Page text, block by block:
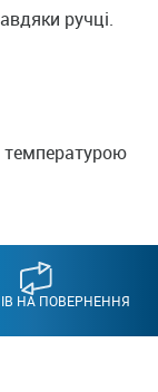
ручці.
НА ПОВЕРНЕННЯ